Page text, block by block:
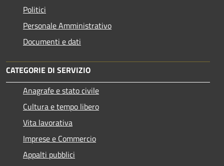
Politici
Personale Amministrativo
Documenti e dati
CATEGORIE DI SERVIZIO
Anagrafe e stato civile
Cultura e tempo libero
Vita lavorativa
Imprese e Commercio
Appalti pubblici